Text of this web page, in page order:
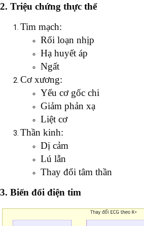
2. Triệu chứng thực thể
Tim mạch:
Rối loạn nhịp
Hạ huyết áp
Ngất
Cơ xương:
Yếu cơ gốc chi
Giảm phản xạ
Liệt cơ
Thần kinh:
Dị cảm
Lú lẫn
Thay đổi tâm thần
3. Biến đổi điện tim